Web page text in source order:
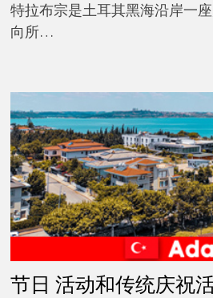
特拉布宗是土耳其黑海沿岸一
向所…
节日 活动和传统庆祝